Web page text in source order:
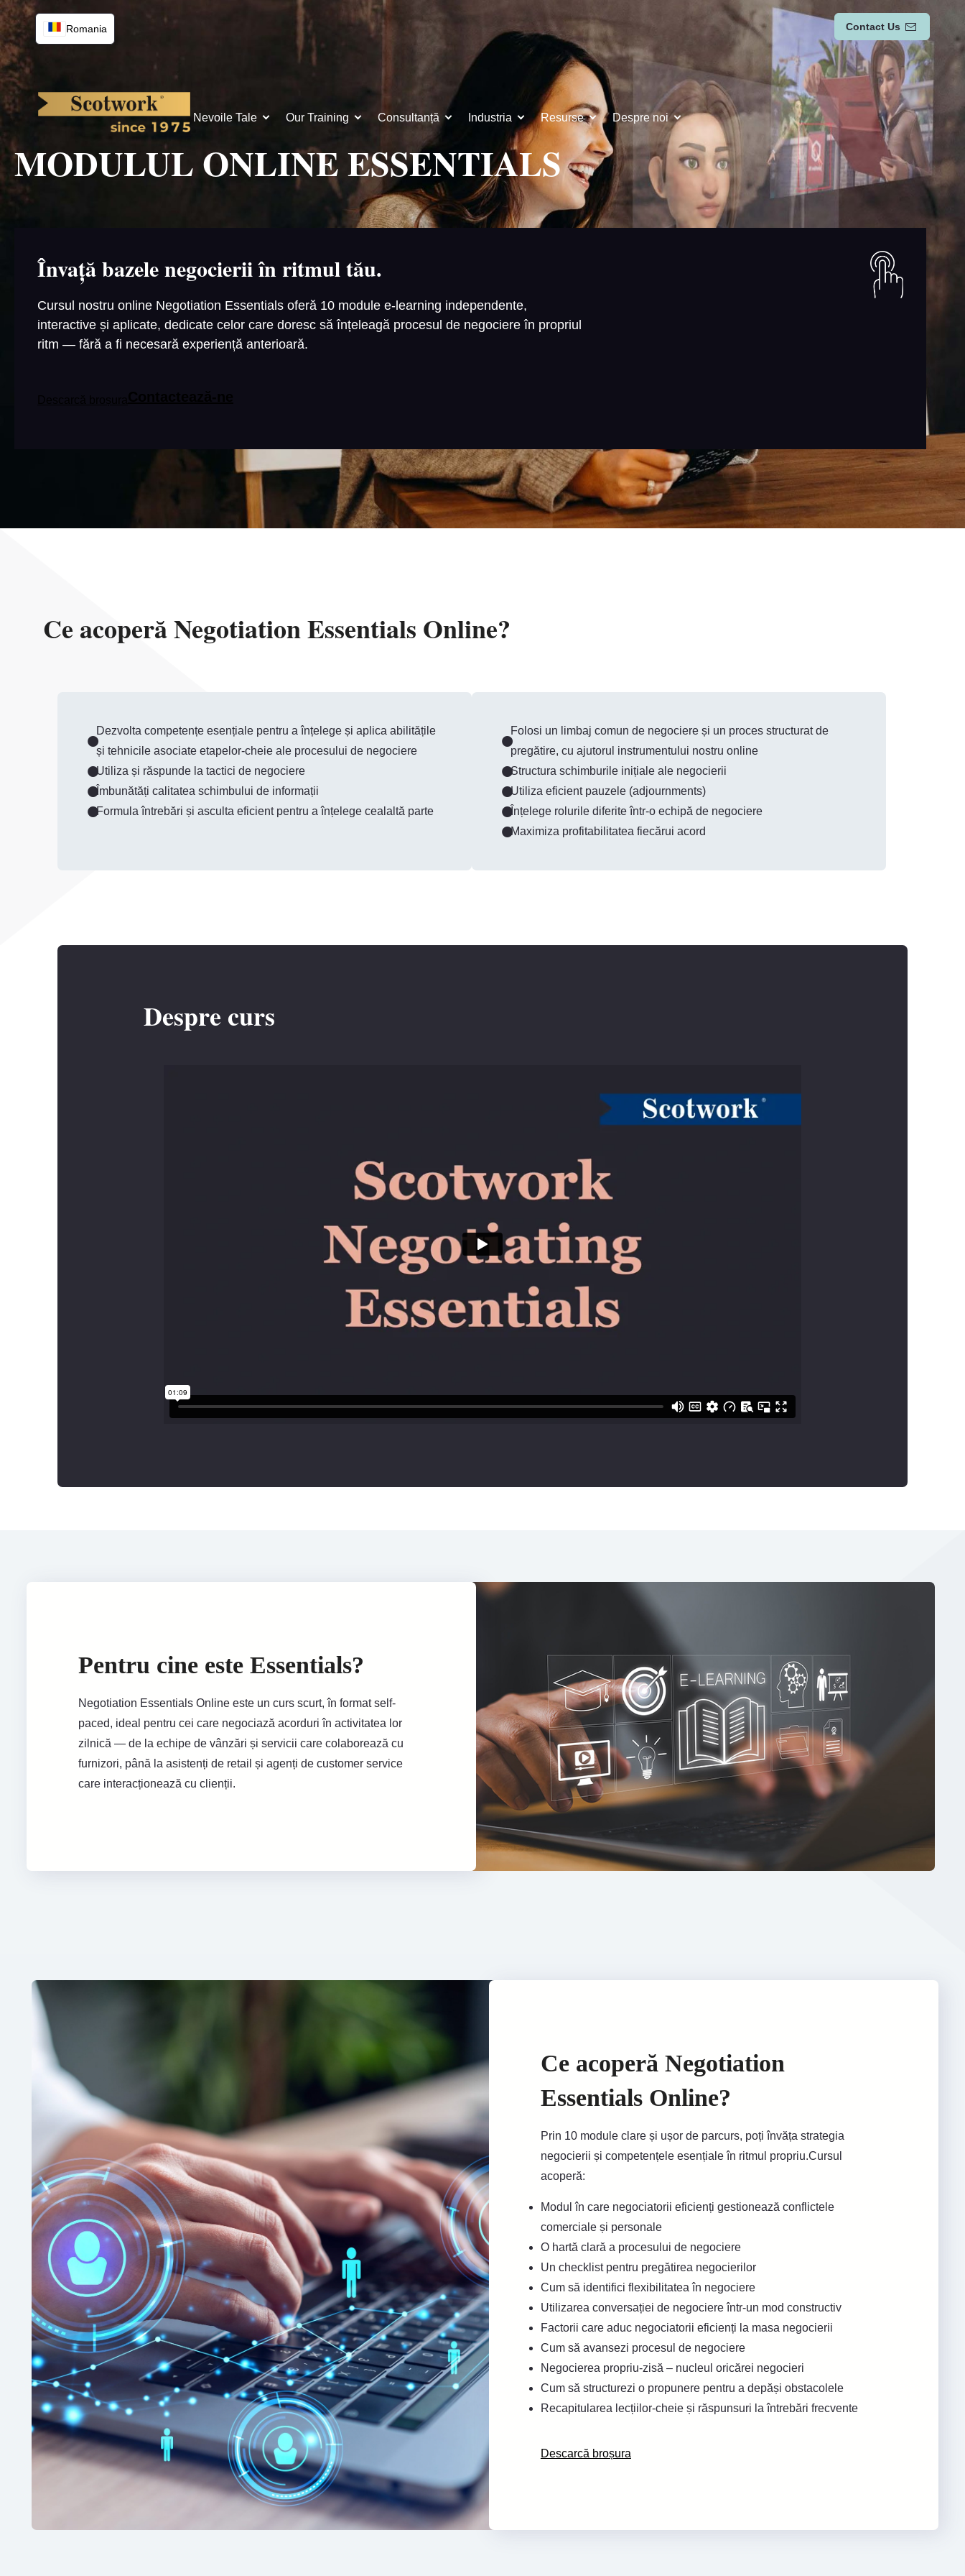
Skip
to
content
Romania Contact Us
Nevoile Tale Our Training Consultanță Industria Resurse Despre noi
MODULUL ONLINE ESSENTIALS
Învață bazele negocierii în ritmul tău.
Cursul nostru online Negotiation Essentials oferă 10 module e-learning independente,
interactive și aplicate, dedicate celor care doresc să înțeleagă procesul de negociere în propriul
ritm — fără a fi necesară experiență anterioară.
Ce acoperă Negotiation Essentials Online?
Dezvolta competențe esențiale pentru a înțelege și aplica abilitățile
și tehnicile asociate etapelor-cheie ale procesului de negociere
Utiliza și răspunde la tactici de negociere
Îmbunătăți calitatea schimbului de informații
Formula întrebări și asculta eficient pentru a înțelege cealaltă parte
Folosi un limbaj comun de negociere și un proces structurat de
pregătire, cu ajutorul instrumentului nostru online
Structura schimburile inițiale ale negocierii
Utiliza eficient pauzele (adjournments)
Înțelege rolurile diferite într-o echipă de negociere
Maximiza profitabilitatea fiecărui acord
Despre curs
Pentru cine este Essentials?
Negotiation Essentials Online este un curs scurt, în format self-
paced, ideal pentru cei care negociază acorduri în activitatea lor
zilnică — de la echipe de vânzări și servicii care colaborează cu
furnizori, până la asistenți de retail și agenți de customer service
care interacționează cu clienții.
Ce acoperă Negotiation
Essentials Online?
Prin 10 module clare și ușor de parcurs, poți învăța strategia
negocierii și competențele esențiale în ritmul propriu.Cursul
acoperă:
Modul în care negociatorii eficienți gestionează conflictele
comerciale și personale
O hartă clară a procesului de negociere
Un checklist pentru pregătirea negocierilor
Cum să identifici flexibilitatea în negociere
Utilizarea conversației de negociere într-un mod constructiv
Factorii care aduc negociatorii eficienți la masa negocierii
Cum să avansezi procesul de negociere
Negocierea propriu-zisă – nucleul oricărei negocieri
Cum să structurezi o propunere pentru a depăși obstacolele
Recapitularea lecțiilor-cheie și răspunsuri la întrebări frecvente
Descarcă broșura